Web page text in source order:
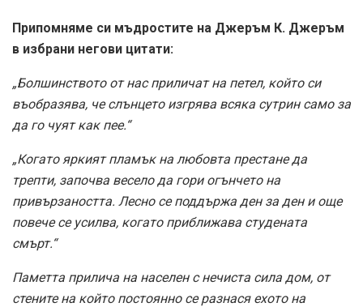
Припомняме си мъдростите на Джеръм К. Джеръм
в избрани негови цитати:
„Болшинството от нас приличат на петел, който си
въобразява, че слънцето изгрява всяка сутрин само за
да го чуят как пее.“
„Когато яркият пламък на любовта престане да
трепти, започва весело да гори огънчето на
привързаността. Лесно се поддържа ден за ден и още
повече се усилва, когато приближава студената
смърт.“
Паметта прилича на населен с нечиста сила дом, от
стените на който постоянно се разнася ехото на